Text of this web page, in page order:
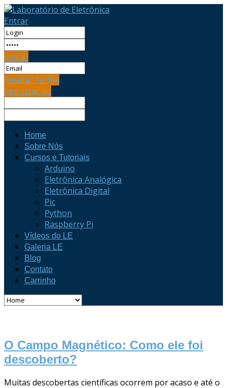
Entrar
Entrar
Resetar Senha
Registrar-se
Home
Sobre Nós
Cursos e Tutoriais
Arduino
Eletrônica Analógica
Eletrônica Digital
Pic
Python
Raspberry Pi
Vídeos do LE
Galeria LE
Blog
Contato
Carrinho
O Campo Magnético: Como ele foi
descoberto?
Muitas descobertas científicas ocorrem por acaso e até o